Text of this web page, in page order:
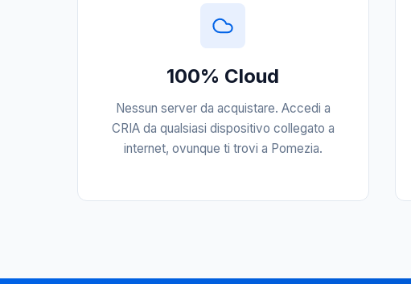
100% Cloud
Nessun server da acquistare. Accedi a
CRIA da qualsiasi dispositivo collegato a
internet, ovunque ti trovi a Pomezia.